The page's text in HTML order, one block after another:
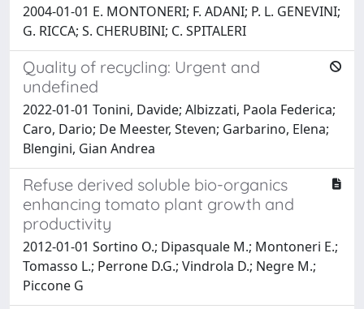
2004-01-01 E. MONTONERI; F. ADANI; P. L. GENEVINI;
G. RICCA; S. CHERUBINI; C. SPITALERI
Quality of recycling: Urgent and
undefined
2022-01-01 Tonini, Davide; Albizzati, Paola Federica;
Caro, Dario; De Meester, Steven; Garbarino, Elena;
Blengini, Gian Andrea
Refuse derived soluble bio-organics
enhancing tomato plant growth and
productivity
2012-01-01 Sortino O.; Dipasquale M.; Montoneri E.;
Tomasso L.; Perrone D.G.; Vindrola D.; Negre M.;
Piccone G